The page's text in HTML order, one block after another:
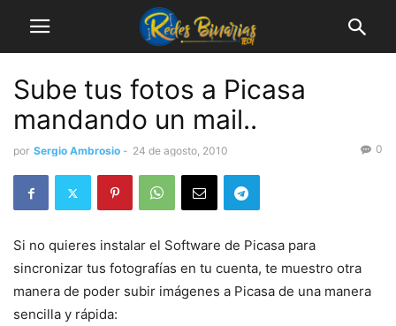
Sube tus fotos a Picasa
mandando un mail..
por Sergio Ambrosio - 24 de agosto, 2010 0
Si no quieres instalar el Software de Picasa para
sincronizar tus fotografías en tu cuenta, te muestro otra
manera de poder subir imágenes a Picasa de una manera
sencilla y rápida: